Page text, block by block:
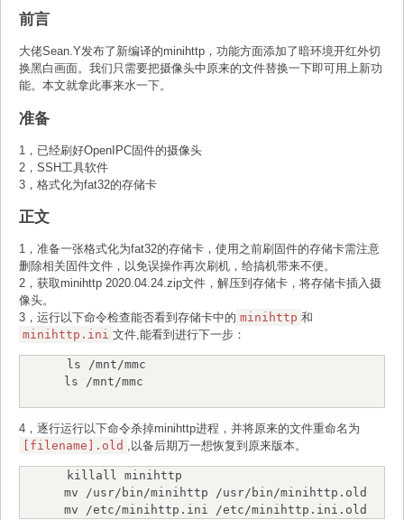
前言
大佬Sean.Y发布了新编译的minihttp，功能方面添加了暗环境开红外切
换黑白画面。我们只需要把摄像头中原来的文件替换一下即可用上新功
能。本文就拿此事来水一下。
准备
1，已经刷好OpenIPC固件的摄像头
2，SSH工具软件
3，格式化为fat32的存储卡
正文
1，准备一张格式化为fat32的存储卡，使用之前刷固件的存储卡需注意
删除相关固件文件，以免误操作再次刷机，给搞机带来不便。
2，获取minihttp 2020.04.24.zip文件，解压到存储卡，将存储卡插入摄
像头。
3，运行以下命令检查能否看到存储卡中的 minihttp 和
minihttp.ini 文件,能看到进行下一步：
ls /mnt/mmc
ls /mnt/mmc
4，逐行运行以下命令杀掉minihttp进程，并将原来的文件重命名为
[filename].old ,以备后期万一想恢复到原来版本。
killall minihttp
mv /usr/bin/minihttp /usr/bin/minihttp.old
mv /etc/minihttp.ini /etc/minihttp.ini.old